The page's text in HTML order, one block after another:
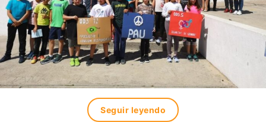
Seguir leyendo